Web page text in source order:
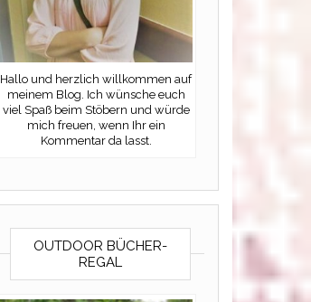
Hallo und herzlich willkommen auf
meinem Blog. Ich wünsche euch
viel Spaß beim Stöbern und würde
mich freuen, wenn Ihr ein
Kommentar da lasst.
OUTDOOR BÜCHER-
REGAL